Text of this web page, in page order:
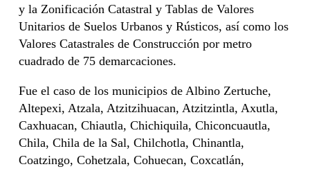
y la Zonificación Catastral y Tablas de Valores
Unitarios de Suelos Urbanos y Rústicos, así como los
Valores Catastrales de Construcción por metro
cuadrado de 75 demarcaciones.
Fue el caso de los municipios de Albino Zertuche,
Altepexi, Atzala, Atzitzihuacan, Atzitzintla, Axutla,
Caxhuacan, Chiautla, Chichiquila, Chiconcuautla,
Chila, Chila de la Sal, Chilchotla, Chinantla,
Coatzingo, Cohetzala, Cohuecan, Coxcatlán,